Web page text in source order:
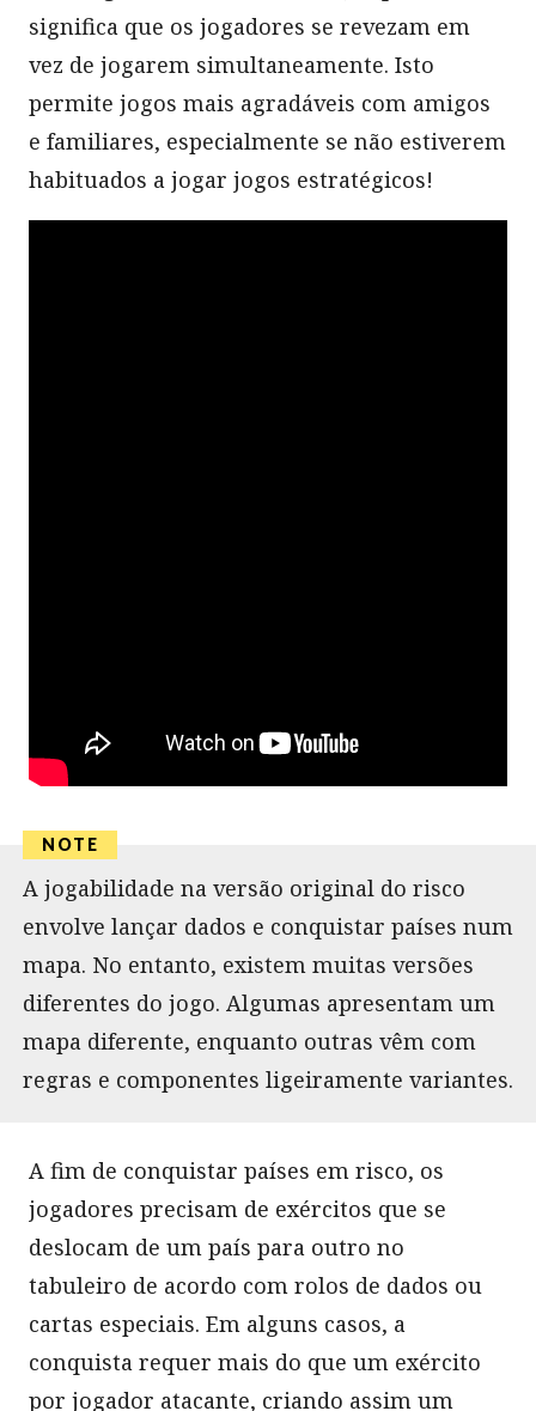
significa que os jogadores se revezam em
vez de jogarem simultaneamente. Isto
permite jogos mais agradáveis com amigos
e familiares, especialmente se não estiverem
habituados a jogar jogos estratégicos!
A jogabilidade na versão original do risco
envolve lançar dados e conquistar países num
mapa. No entanto, existem muitas versões
diferentes do jogo. Algumas apresentam um
mapa diferente, enquanto outras vêm com
regras e componentes ligeiramente variantes.
A fim de conquistar países em risco, os
jogadores precisam de exércitos que se
deslocam de um país para outro no
tabuleiro de acordo com rolos de dados ou
cartas especiais. Em alguns casos, a
conquista requer mais do que um exército
por jogador atacante, criando assim um